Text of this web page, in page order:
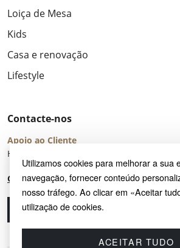
Utilizamos cookies para melhorar a sua
navegação, fornecer conteúdo
nosso tráfego. Ao clicar em «Aceitar
utilização de cookies.
ACEITAR TUDO
Loiça de Mesa
Kids
Casa e renovação
Lifestyle
Contacte-nos
Apoio ao Cliente
Horário de Atendimento: seg – sex 8:00 –
Centro de Ajuda
Ligue-nos